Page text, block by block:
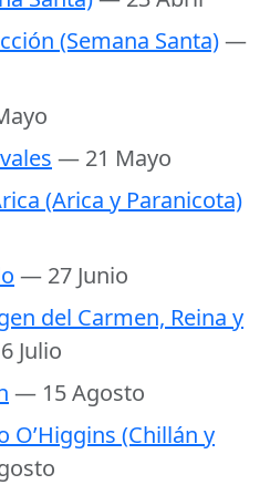
(Semana Santa)—
— 21 Mayo
(Arica y Paranicota)
— 27 Junio
del Carmen, Reina y
Julio
— 15 Agosto
O’Higgins (Chillán y